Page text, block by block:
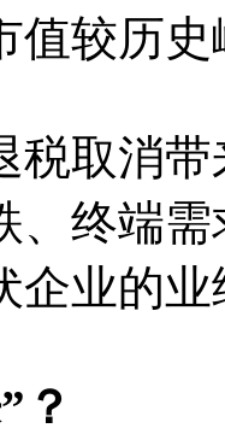
值较历
税取消
、终端
企业的
？